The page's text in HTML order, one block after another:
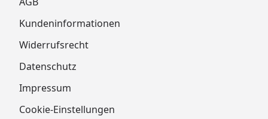
Kundeninformationen
Widerrufsrecht
Datenschutz
Impressum
Cookie-Einstellungen